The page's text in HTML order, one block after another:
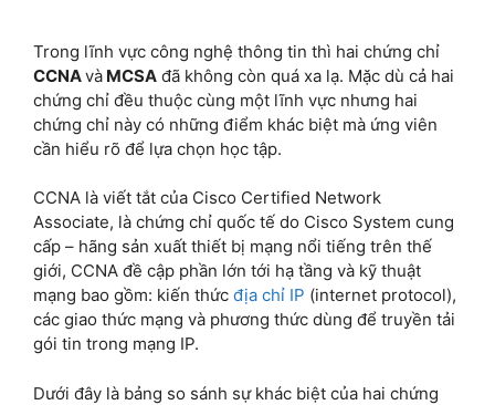
Trong lĩnh vực công nghệ thông tin thì hai chứng chỉ
CCNAvà MCSA đã không còn quá xa lạ. Mặc dù cả hai
chứng chỉ đều thuộc cùng một lĩnh vực nhưng hai
chứng chỉ này có những điểm khác biệt mà ứng viên
cần hiểu rõ để lựa chọn học tập.
CCNA là viết tắt của Cisco Certified Network
Associate, là chứng chỉ quốc tế do Cisco System cung
cấp – hãng sản xuất thiết bị mạng nổi tiếng trên thế
giới, CCNA đề cập phần lớn tới hạ tầng và kỹ thuật
mạng bao gồm: kiến thức địa chỉ IP (internet protocol),
các giao thức mạng và phương thức dùng để truyền tải
gói tin trong mạng IP.
Dưới đây là bảng so sánh sự khác biệt của hai chứng